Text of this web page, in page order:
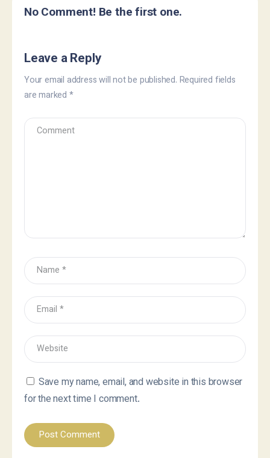
No Comment! Be the first one.
Leave a Reply
Your email address will not be published. Required fields
are marked *
Save my name, email, and website in this browser
for the next time I comment.